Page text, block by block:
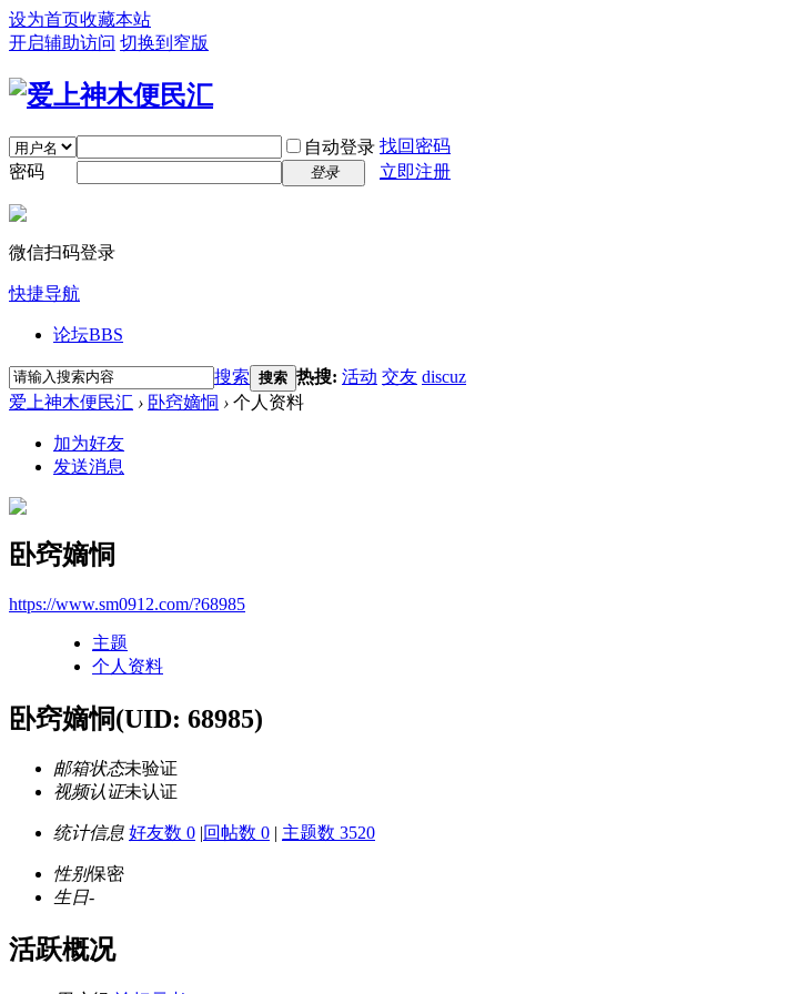
设为首页收藏本站
开启辅助访问 切换到窄版
自动登录 找回密码
密码
登录 立即注册
微信扫码登录
快捷导航
论坛BBS
搜索 搜索 热搜: 活动 交友 discuz
爱上神木便民汇 › 卧窍嫡恫 › 个人资料
加为好友
发送消息
卧窍嫡恫
https://www.sm0912.com/?68985
主题
个人资料
卧窍嫡恫(UID: 68985)
邮箱状态未验证
视频认证未认证
统计信息 好友数 0 |回帖数 0 | 主题数 3520
性别保密
生日-
活跃概况